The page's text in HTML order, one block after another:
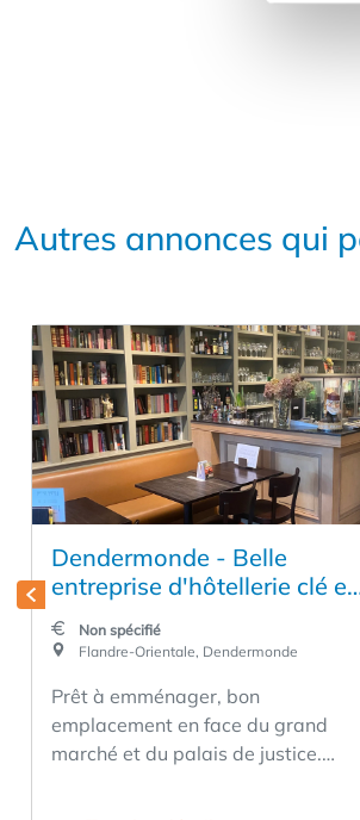
Autres annonces qui
Dendermonde - Belle
entreprise d'hôtellerie clé en
main à reprendre
Non spécifié
Flandre-Orientale, Dendermonde
Prêt à emménager, bon
emplacement en face du grand
marché et du palais de justice.